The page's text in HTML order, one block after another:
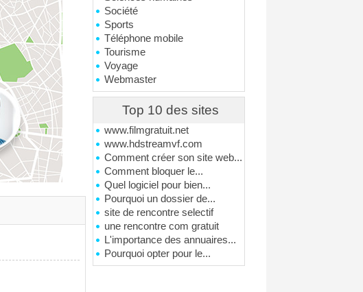
Société
Sports
Téléphone mobile
Tourisme
Voyage
Webmaster
Top 10 des sites
www.filmgratuit.net
www.hdstreamvf.com
Comment créer son site web...
Comment bloquer le...
Quel logiciel pour bien...
Pourquoi un dossier de...
site de rencontre selectif
une rencontre com gratuit
L'importance des annuaires...
Pourquoi opter pour le...